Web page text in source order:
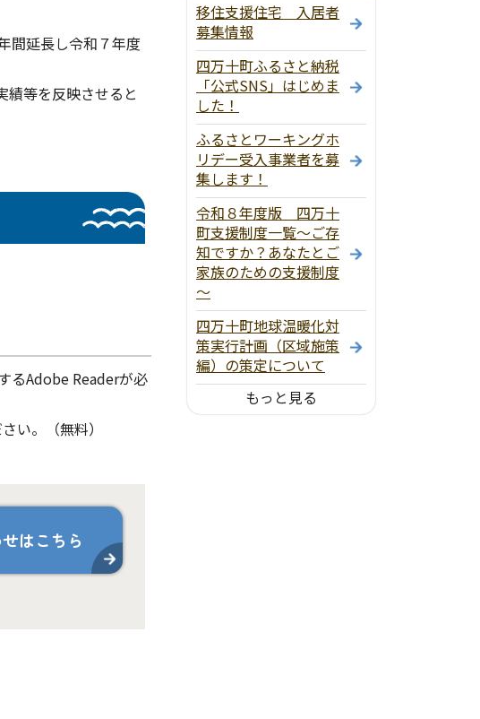
間延長し令和７年度
績等を反映させると
るAdobe Readerが必
い。（無料）
はこちら
移住支援住宅 入居者
募集情報
四万十町ふるさと納税
「公式SNS」はじめま
した！
ふるさとワーキングホ
リデー受入事業者を募
集します！
令和８年度版 四万十
町支援制度一覧～ご存
知ですか？あなたとご
家族のための支援制度
～
四万十町地球温暖化対
策実行計画（区域施策
編）の策定について
もっと見る